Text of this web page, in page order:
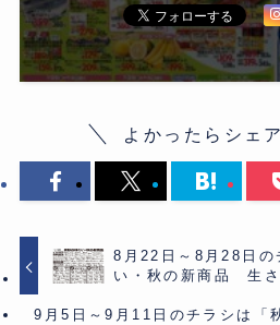
よかったらシェ
8月22日～8月28日の
い・秋の新商品 生
9月5日～9月11日のチラシは「